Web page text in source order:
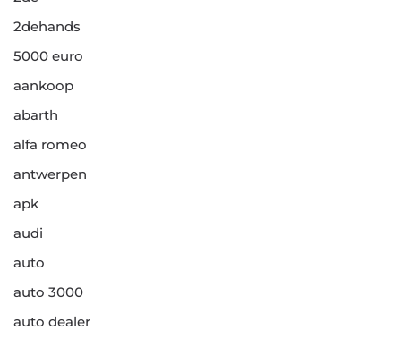
2dehands
5000 euro
aankoop
abarth
alfa romeo
antwerpen
apk
audi
auto
auto 3000
auto dealer